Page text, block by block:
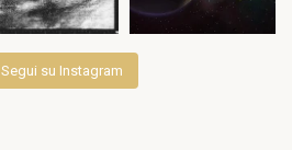
Segui su Instagram